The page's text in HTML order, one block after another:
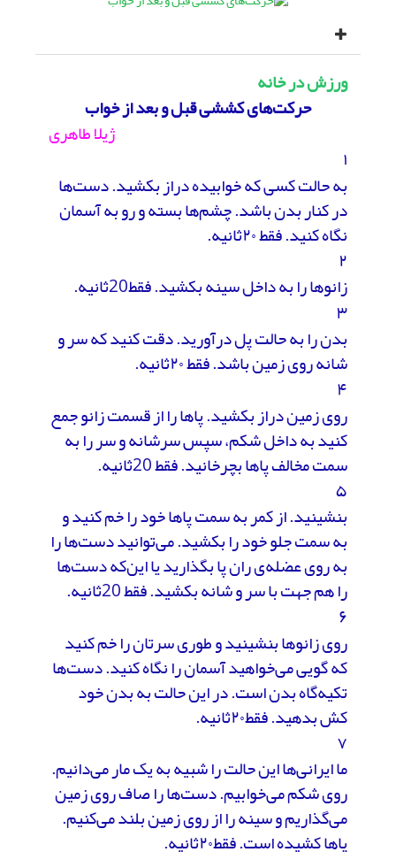
ورزش در خانه
حرکت‌های کششی قبل و بعد از خواب
ژیلا طاهری
۱
به حالت کسی که خوابیده دراز بکشید. دست‌ها
در کنار بدن باشد. چشم‌ها بسته و رو به آسمان
نگاه کنید. فقط ۲۰ثانیه.
۲
زانوها را به داخل سینه بکشید. فقط20ثانیه.
۳
بدن را به حالت پل درآورید. دقت کنید که سر و
شانه روی زمین باشد. فقط ۲۰ثانیه.
۴
روی زمین دراز بکشید. پاها را از قسمت زانو جمع
کنید به داخل شکم، سپس سرشانه و سر را به
سمت مخالف پاها بچرخانید. فقط 20ثانیه.
۵
بنشینید. از کمر به سمت پاها خود را خم کنید و
به سمت جلو خود را بکشید. می‌توانید دست‌ها را
به روی عضله‌ی ران پا بگذارید یا این‌که دست‌ها
را هم جهت با سر و شانه بکشید. فقط 20ثانیه.
۶
روی زانوها بنشینید و طوری سرتان را خم کنید
که گویی می‌خواهید آسمان را نگاه کنید. دست‌ها
تکیه‌گاه بدن است. در این حالت به بدن خود
کش بدهید. فقط۲۰ثانیه.
۷
ما ایرانی‌ها این حالت را شبیه به یک مار می‌دانیم.
روی شکم می‌خوابیم. دست‌ها را صاف روی زمین
می‌گذاریم و سینه را از روی زمین بلند می‌کنیم.
پاها کشیده است. فقط۲۰ثانیه.